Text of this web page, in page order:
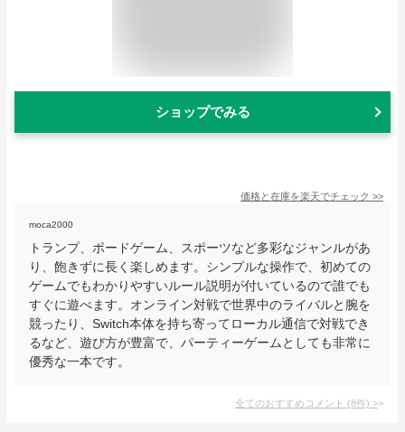
ショップでみる
価格と在庫を楽天でチェック >>
moca2000
トランプ、ボードゲーム、スポーツなど多彩なジャンルがあ
り、飽きずに長く楽しめます。シンプルな操作で、初めての
ゲームでもわかりやすいルール説明が付いているので誰でも
すぐに遊べます。オンライン対戦で世界中のライバルと腕を
競ったり、Switch本体を持ち寄ってローカル通信で対戦でき
るなど、遊び方が豊富で、パーティーゲームとしても非常に
優秀な一本です。
全てのおすすめコメント (8件) >